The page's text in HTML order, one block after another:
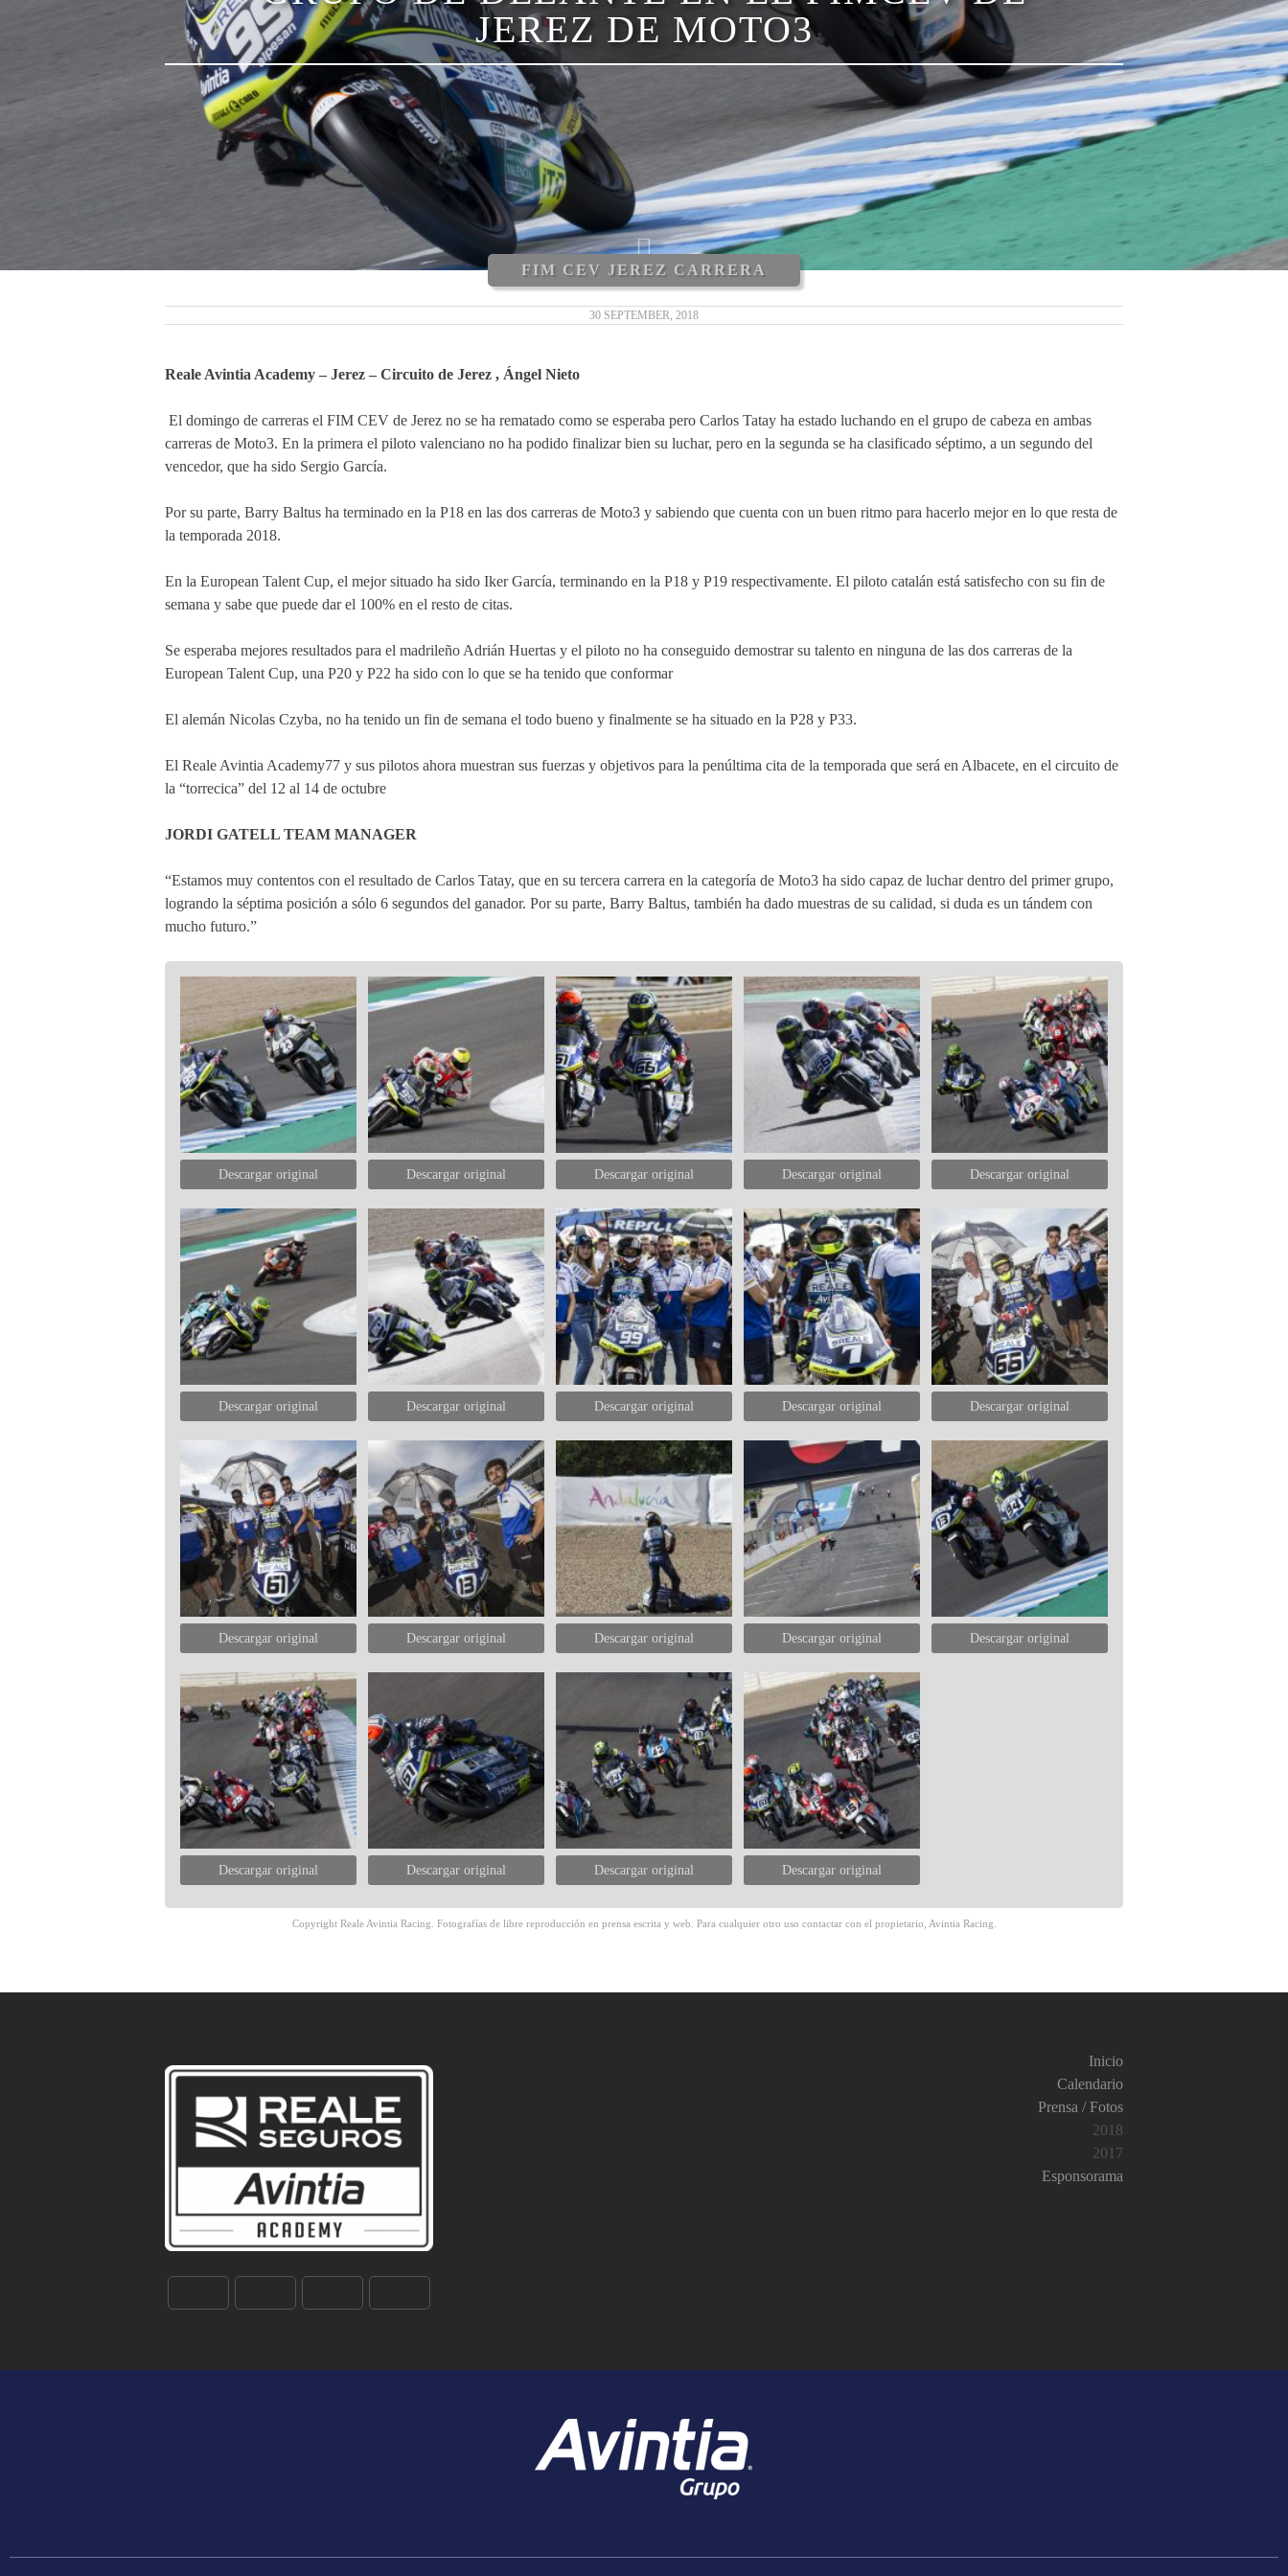
JEREZ DE MOTO3
FIM CEV JEREZ CARRERA
30 SEPTEMBER, 2018
Reale Avintia Academy – Jerez – Circuito de Jerez , Ángel Nieto
El domingo de carreras el FIM CEV de Jerez no se ha rematado como se esperaba pero Carlos Tatay ha estado luchando en el grupo de cabeza en ambas
carreras de Moto3. En la primera el piloto valenciano no ha podido finalizar bien su luchar, pero en la segunda se ha clasificado séptimo, a un segundo del
vencedor, que ha sido Sergio García.
Por su parte, Barry Baltus ha terminado en la P18 en las dos carreras de Moto3 y sabiendo que cuenta con un buen ritmo para hacerlo mejor en lo que resta de
la temporada 2018.
En la European Talent Cup, el mejor situado ha sido Iker García, terminando en la P18 y P19 respectivamente. El piloto catalán está satisfecho con su fin de
semana y sabe que puede dar el 100% en el resto de citas.
Se esperaba mejores resultados para el madrileño Adrián Huertas y el piloto no ha conseguido demostrar su talento en ninguna de las dos carreras de la
European Talent Cup, una P20 y P22 ha sido con lo que se ha tenido que conformar
El alemán Nicolas Czyba, no ha tenido un fin de semana el todo bueno y finalmente se ha situado en la P28 y P33.
El Reale Avintia Academy77 y sus pilotos ahora muestran sus fuerzas y objetivos para la penúltima cita de la temporada que será en Albacete, en el circuito de
la “torrecica” del 12 al 14 de octubre
JORDI GATELL TEAM MANAGER
“Estamos muy contentos con el resultado de Carlos Tatay, que en su tercera carrera en la categoría de Moto3 ha sido capaz de luchar dentro del primer grupo,
logrando la séptima posición a sólo 6 segundos del ganador. Por su parte, Barry Baltus, también ha dado muestras de su calidad, si duda es un tándem con
mucho futuro.”
Descargar original Descargar original Descargar original Descargar original Descargar original
Descargar original Descargar original Descargar original Descargar original Descargar original
Descargar original Descargar original Descargar original Descargar original Descargar original
Descargar original Descargar original Descargar original Descargar original
Copyright Reale Avintia Racing. Fotografías de libre reproducción en prensa escrita y web. Para cualquier otro uso contactar con el propietario, Avintia Racing.
Inicio
Calendario
Prensa / Fotos
2018
2017
Esponsorama